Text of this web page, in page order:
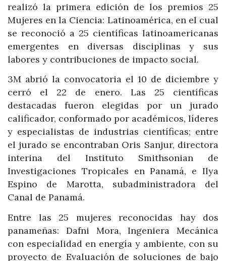
realizó la primera edición de los premios 25
Mujeres en la Ciencia: Latinoamérica, en el cual
se reconoció a 25 científicas latinoamericanas
emergentes en diversas disciplinas y sus
labores y contribuciones de impacto social.
3M abrió la convocatoria el 10 de diciembre y
cerró el 22 de enero. Las 25 científicas
destacadas fueron elegidas por un jurado
calificador, conformado por académicos, líderes
y especialistas de industrias científicas; entre
el jurado se encontraban Oris Sanjur, directora
interina del Instituto Smithsonian de
Investigaciones Tropicales en Panamá, e Ilya
Espino de Marotta, subadministradora del
Canal de Panamá.
Entre las 25 mujeres reconocidas hay dos
panameñas: Dafni Mora, Ingeniera Mecánica
con especialidad en energía y ambiente, con su
proyecto de Evaluación de soluciones de bajo